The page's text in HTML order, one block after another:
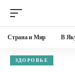
Страна и Мир В
ЗДОРОВЬЕ